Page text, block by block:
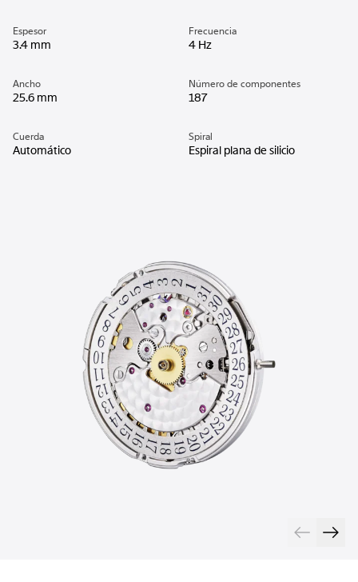
Espesor
3.4 mm
Frecuencia
4 Hz
Ancho
25.6 mm
Número de componentes
187
Cuerda
Automático
Spiral
Espiral plana de silicio